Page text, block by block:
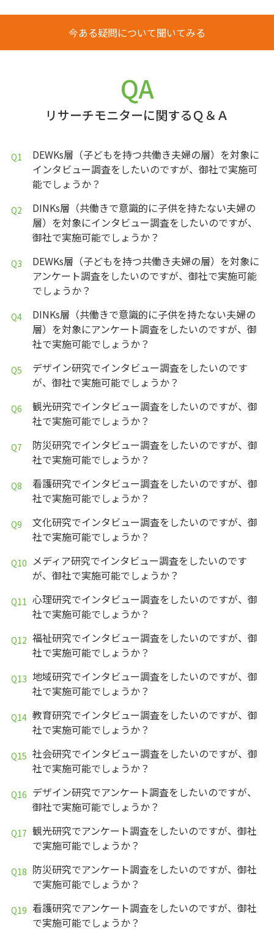
今ある疑問について聞いてみる
QA
リサーチモニターに関するＱ＆Ａ
DEWKs層（子どもを持つ共働き夫婦の層）を対象に
インタビュー調査をしたいのですが、御社で実施可
能でしょうか？
DINKs層（共働きで意識的に子供を持たない夫婦の
層）を対象にインタビュー調査をしたいのですが、
御社で実施可能でしょうか？
DEWKs層（子どもを持つ共働き夫婦の層）を対象に
アンケート調査をしたいのですが、御社で実施可能
でしょうか？
DINKs層（共働きで意識的に子供を持たない夫婦の
層）を対象にアンケート調査をしたいのですが、御
社で実施可能でしょうか？
デザイン研究でインタビュー調査をしたいのです
が、御社で実施可能でしょうか？
観光研究でインタビュー調査をしたいのですが、御
社で実施可能でしょうか？
防災研究でインタビュー調査をしたいのですが、御
社で実施可能でしょうか？
看護研究でインタビュー調査をしたいのですが、御
社で実施可能でしょうか？
文化研究でインタビュー調査をしたいのですが、御
社で実施可能でしょうか？
メディア研究でインタビュー調査をしたいのです
が、御社で実施可能でしょうか？
心理研究でインタビュー調査をしたいのですが、御
社で実施可能でしょうか？
福祉研究でインタビュー調査をしたいのですが、御
社で実施可能でしょうか？
地域研究でインタビュー調査をしたいのですが、御
社で実施可能でしょうか？
教育研究でインタビュー調査をしたいのですが、御
社で実施可能でしょうか？
社会研究でインタビュー調査をしたいのですが、御
社で実施可能でしょうか？
デザイン研究でアンケート調査をしたいのですが、
御社で実施可能でしょうか？
観光研究でアンケート調査をしたいのですが、御社
で実施可能でしょうか？
防災研究でアンケート調査をしたいのですが、御社
で実施可能でしょうか？
看護研究でアンケート調査をしたいのですが、御社
で実施可能でしょうか？